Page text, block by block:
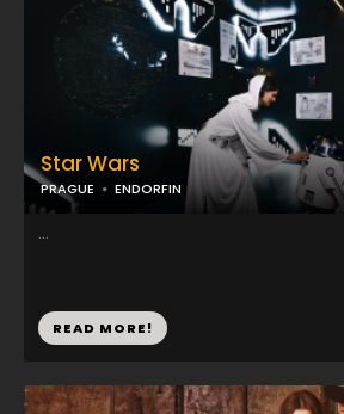
Star Wars
PRAGUE ENDORFIN
...
READ MORE!